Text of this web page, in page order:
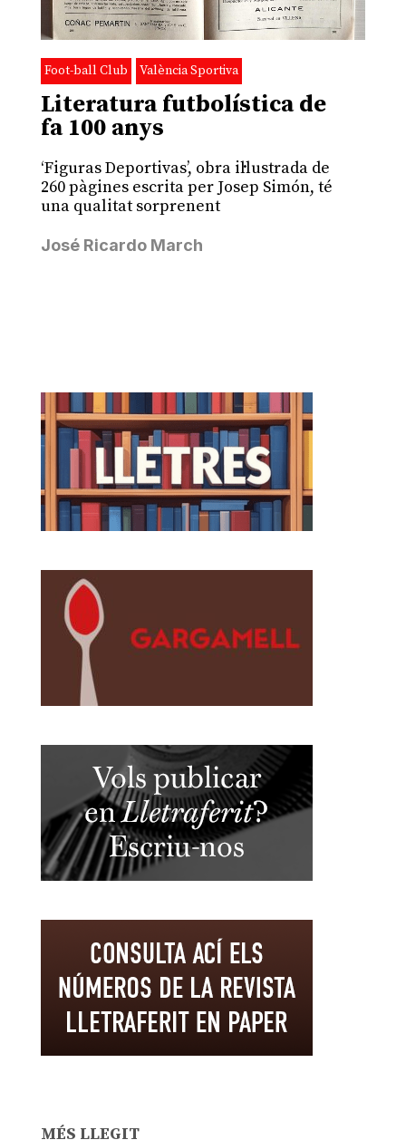
Foot-ball Club València Sportiva
Literatura futbolística de
fa 100 anys
‘Figuras Deportivas’, obra il·lustrada de
260 pàgines escrita per Josep Simón, té
una qualitat sorprenent
José Ricardo March
MÉS LLEGIT